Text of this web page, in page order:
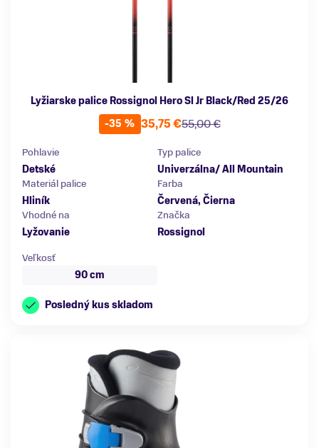
Lyžiarske palice Rossignol Hero Sl Jr Black/Red 25/26
-35 %
55,00 €
35,75 €
Pohlavie
Detské
Typ palice
Univerzálna/ All Mountain
Materiál palice
Hliník
Farba
Červená, Čierna
Vhodné na
Lyžovanie
Značka
Rossignol
Veľkosť
90 cm
Posledný kus skladom